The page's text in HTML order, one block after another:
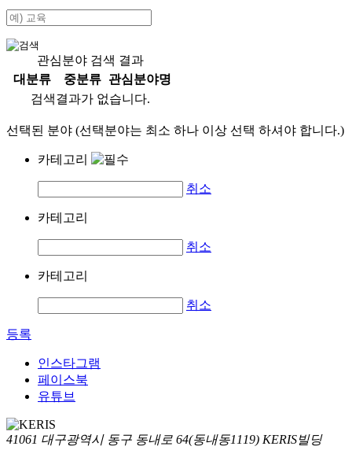
관심분야 검색 결과
대분류
중분류
관심분야명
검색결과가 없습니다.
선택된 분야 (선택분야는 최소 하나 이상 선택 하셔야 합니다.)
카테고리
취소
카테고리
취소
카테고리
취소
등록
인스타그램
페이스북
유튜브
41061 대구광역시 동구 동내로 64(동내동1119) KERIS빌딩